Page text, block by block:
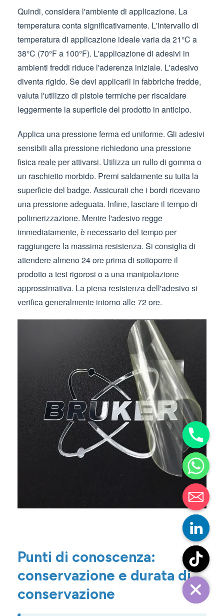
Quindi, considera l'ambiente di applicazione. La
temperatura conta significativamente. L'intervallo di
temperatura di applicazione ideale varia da 21°C a
38°C (70°F a 100°F). L'applicazione di adesivi in
ambienti freddi riduce l'aderenza iniziale. L'adesivo
diventa rigido. Se devi applicarli in fabbriche fredde,
valuta l'utilizzo di pistole termiche per riscaldare
leggermente la superficie del prodotto in anticipo.
Applica una pressione ferma ed uniforme. Gli adesivi
sensibili alla pressione richiedono una pressione
fisica reale per attivarsi. Utilizza un rullo di gomma o
un raschietto morbido. Premi saldamente su tutta la
superficie del badge. Assicurati che i bordi ricevano
una pressione adeguata. Infine, lasciare il tempo di
polimerizzazione. Mentre l'adesivo regge
immediatamente, è necessario del tempo per
raggiungere la massima resistenza. Si consiglia di
attendere almeno 24 ore prima di sottoporre il
prodotto a test rigorosi o a una manipolazione
approssimativa. La piena resistenza dell'adesivo si
verifica generalmente intorno alle 72 ore.
Punti di conoscenza:
conservazione e durata di
conservazione